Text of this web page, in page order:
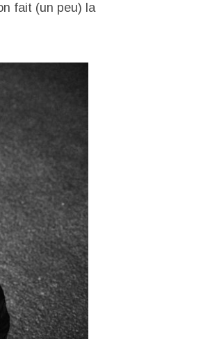
fait (un peu) la